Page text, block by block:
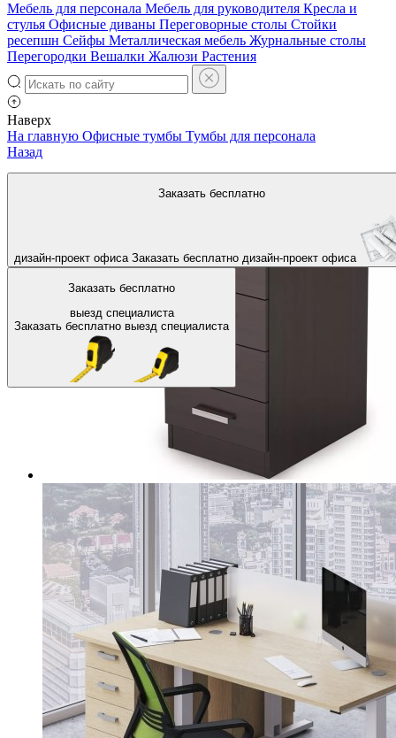
Мебель для персонала Мебель для руководителя Кресла и
стулья Офисные диваны Переговорные столы Стойки
ресепшн Сейфы Металлическая мебель Журнальные столы
Перегородки Вешалки Жалюзи Растения
Наверх
Заказать бесплатно
дизайн-проект офиса Заказать бесплатно дизайн-проект офиса
Заказать бесплатно
выезд специалиста
Заказать бесплатно выезд специалиста
На главную Офисные тумбы Тумбы для персонала
Назад